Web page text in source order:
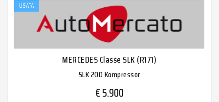
USATA
MERCEDES Classe SLK (R171)
SLK 200 Kompressor
€ 5.900